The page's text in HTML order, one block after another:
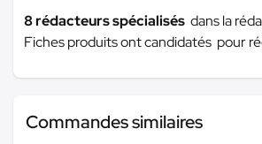
8 rédacteurs spécialisés dans la
Fiches produits ont candidatés pour
Commandes similaires